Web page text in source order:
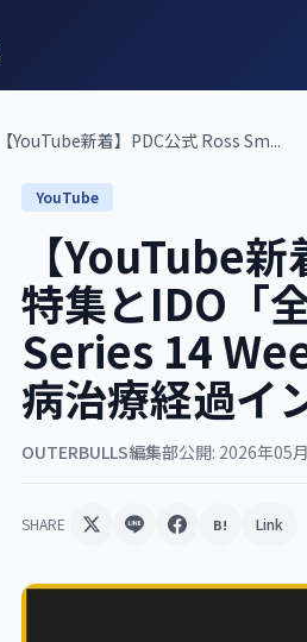
【YouTube新着】PDC公式 Ross Sm...
YouTube
【YouTube
特集とIDO「
Series 14
病治療経過イ
OUTERBULLS編集部公開: 2026年05
SHARE B! Link